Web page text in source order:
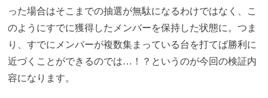
った場合はそこまでの抽選が無駄になるわけではなく、こ
のようにすでに獲得したメンバーを保持した状態に。つま
り、すでにメンバーが複数集まっている台を打てば勝利に
近づくことができるのでは…！？というのが今回の検証内
容になります。